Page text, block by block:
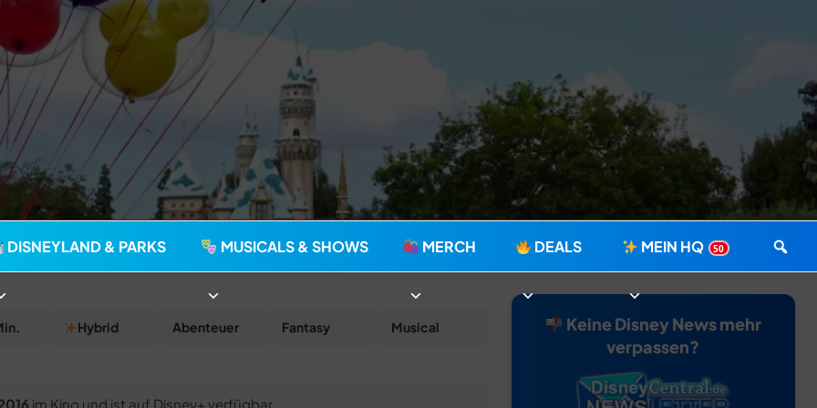
seit 2006
DISNEYLAND & PARKS MUSICALS & SHOWS MERCH DEALS MEIN HQ 50
Hybrid Abenteuer Fantasy Musical
im Kino und ist auf Disney+ verfügbar.
Keine Disney News mehr
verpassen?